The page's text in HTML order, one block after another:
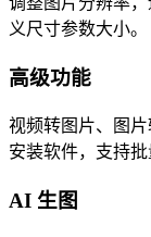
义尺寸参数大小。
高级功能
视频转图片、图
安装软件，支持批
AI 生图